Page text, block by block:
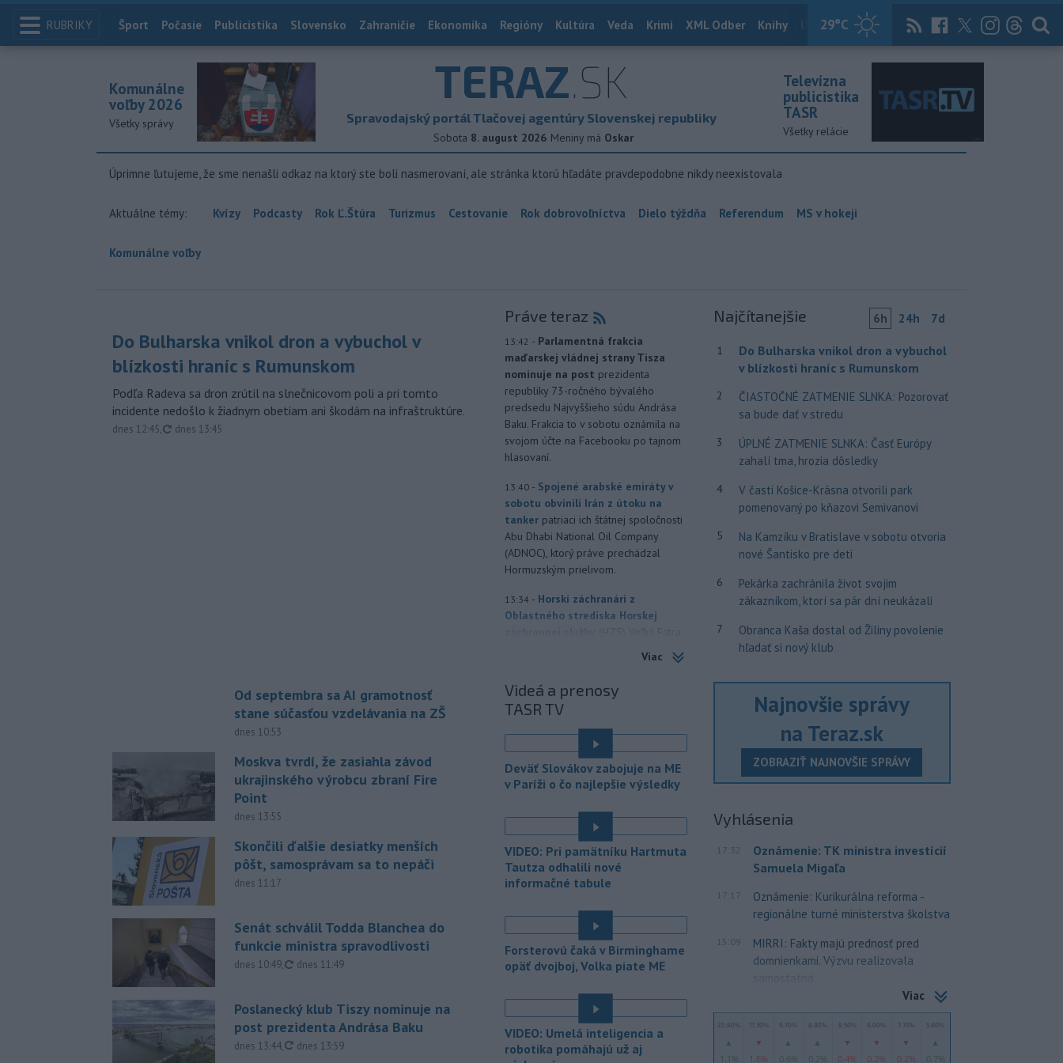
RUBRIKY 29°C
Index
Šport Počasie Publicistika Slovensko Zahraničie Ekonomika Regióny Kultúra Veda Krimi XML Odber Knihy Útulkovo Magazín News Now Archív
TERAZ.SK
Spravodajský portál Tlačovej agentúry Slovenskej republiky
Sobota 8. august 2026 Meniny má Oskar
Komunálne
voľby 2026
Všetky správy
Televízna
publicistika
TASR
Všetky relácie
Úprimne ľutujeme, že sme nenašli odkaz na ktorý ste boli nasmerovaní, ale stránka ktorú hľadáte pravdepodobne nikdy neexistovala
Aktuálne témy: Kvízy Podcasty Rok Ľ.Štúra Turizmus Cestovanie Rok dobrovoľníctva Dielo týždňa Referendum MS v hokeji
Komunálne voľby
Do Bulharska vnikol dron a vybuchol v
blízkosti hraníc s Rumunskom
Podľa Radeva sa dron zrútil na slnečnicovom poli a pri tomto
incidente nedošlo k žiadnym obetiam ani škodám na infraštruktúre.
dnes 12:45, aktualizované
dnes 13:45
Od septembra sa AI gramotnosť
stane súčasťou vzdelávania na ZŠ
dnes 10:53
Moskva tvrdí, že zasiahla závod
ukrajinského výrobcu zbraní Fire
Point
dnes 13:55
Skončili ďalšie desiatky menších
pôšt, samosprávam sa to nepáči
dnes 11:17
Senát schválil Todda Blanchea do
funkcie ministra spravodlivosti
dnes 10:49, aktualizované
dnes 11:49
Poslanecký klub Tiszy nominuje na
post prezidenta Andrása Baku
dnes 13:44, aktualizované
dnes 13:59
Práve teraz
13:42 - Parlamentná frakcia
maďarskej vládnej strany Tisza
nominuje na post prezidenta
republiky 73-ročného bývalého
predsedu Najvyššieho súdu Andrása
Baku. Frakcia to v sobotu oznámila na
svojom účte na Facebooku po tajnom
hlasovaní.
13:40 - Spojené arabské emiráty v
sobotu obvinili Irán z útoku na
tanker patriaci ich štátnej spoločnosti
Abu Dhabi National Oil Company
(ADNOC), ktorý práve prechádzal
Hormuzským prielivom.
13:34 - Horskí záchranári z
Oblastného strediska Horskej
ročnej turistke v Rybovskom sedle.
Zranila si členok.
12:36 - Polícia v piatok (7. 8.)
vypátrala dvoch 17-ročných
mladíkov, ktorí sú podozriví z útoku
na taxikára v Seredi. Muž pri incidente
utrpel vážne zranenia a skončil v
trnavskej nemocnici.
V niektorých okresoch na
západnom Slovensku platia v
sobotu popoludnívýstrahy prvého
stupňa pred vysokými teplotami.
Slovenský hydrometeorologický ústav
11:13 - Slovenská pošta pokračuje v
zatváraní pobočiek prevažne v
malých obciach. Od začiatku roka
nepovinných prevádzok, ktoré
fungovali nad rámec poštovej licencie.
10:58 - Nepálski záchranári
Viac
Videá a prenosy
TASR TV
Deväť Slovákov zabojuje na ME
v Paríži o čo najlepšie výsledky
VIDEO: Pri pamätníku Hartmuta
Tautza odhalili nové
informačné tabule
Forsterovú čaká v Birminghame
opäť dvojboj, Volka piate ME
VIDEO: Umelá inteligencia a
robotika pomáhajú už aj
Najčítanejšie 6h 24h 7d
1
Do Bulharska vnikol dron a vybuchol
v blízkosti hraníc s Rumunskom
2
ČIASTOČNÉ ZATMENIE SLNKA: Pozorovať
sa bude dať v stredu
3
ÚPLNÉ ZATMENIE SLNKA: Časť Európy
zahalí tma, hrozia dôsledky
4
V časti Košice-Krásna otvorili park
pomenovaný po kňazovi Semivanovi
5
Na Kamzíku v Bratislave v sobotu otvoria
nové Šantisko pre deti
6
Pekárka zachránila život svojim
zákazníkom, ktorí sa pár dní neukázali
7
Obranca Kaša dostal od Žiliny povolenie
hľadať si nový klub
Najnovšie správy
na Teraz.sk
ZOBRAZIŤ NAJNOVŠIE SPRÁVY
Vyhlásenia
17:32
Oznámenie: TK ministra investícií
Samuela Migaľa
17:17
Oznámenie: Kurikurálna reforma -
regionálne turné ministerstva školstva
15:09
MIRRI: Fakty majú prednosť pred
domnienkami. Výzvu realizovala
samostatná...
Viac